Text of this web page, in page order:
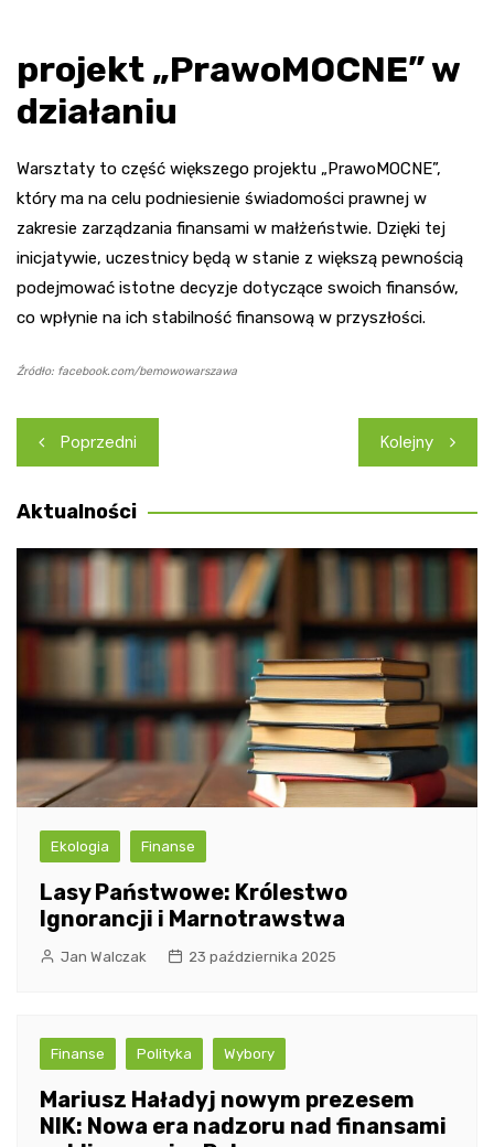
projekt „PrawoMOCNE” w
działaniu
Warsztaty to część większego projektu „PrawoMOCNE”,
który ma na celu podniesienie świadomości prawnej w
zakresie zarządzania finansami w małżeństwie. Dzięki tej
inicjatywie, uczestnicy będą w stanie z większą pewnością
podejmować istotne decyzje dotyczące swoich finansów,
co wpłynie na ich stabilność finansową w przyszłości.
Źródło: facebook.com/bemowowarszawa
Nawigacja
wpisu
Poprzedni Kolejny
Aktualności
Ekologia Finanse
Lasy Państwowe: Królestwo
Ignorancji i Marnotrawstwa
Jan Walczak 23 października 2025
Finanse Polityka Wybory
Mariusz Haładyj nowym prezesem
NIK: Nowa era nadzoru nad finansami